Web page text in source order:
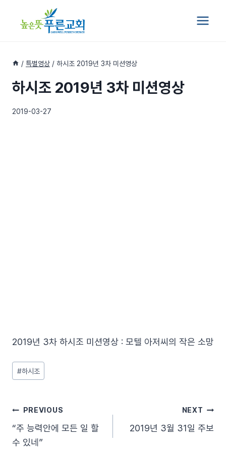
/ 특별영상 / 하시조 2019년 3차 미션영상
하시조 2019년 3차 미션영상
2019-03-27
2019년 3차 하시조 미션영상 : 모텔 아저씨의 작은 소망
Post
Tags:
#하시조
글
탐
PREVIOUS
“주 능력안에 모든 일 할
수 있네”
NEXT
2019년 3월 31일 주보